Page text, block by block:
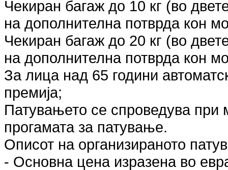
Чекиран багаж до 10 кг (во
на дополнителна потврда кон
Чекиран багаж до 20 кг (во
на дополнителна потврда кон
За лица над 65 години
премија;
Патувањето се спроведува при
прогамата за патување.
Описот на организираното
- Основна цена изразена во